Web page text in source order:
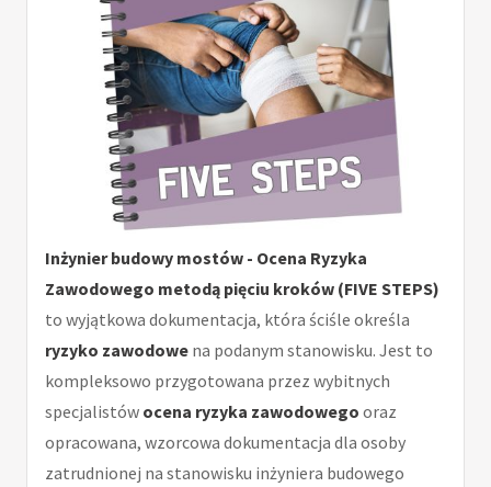
Inżynier budowy mostów - Ocena Ryzyka
Zawodowego metodą pięciu kroków (FIVE STEPS)
to wyjątkowa dokumentacja, która ściśle określa
ryzyko zawodowe na podanym stanowisku. Jest to
kompleksowo przygotowana przez wybitnych
specjalistów ocena ryzyka zawodowego oraz
opracowana, wzorcowa dokumentacja dla osoby
zatrudnionej na stanowisku inżyniera budowego